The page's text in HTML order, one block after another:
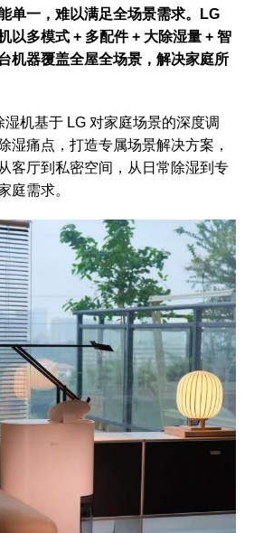
单一，难以满足全场景需求。LG
以多模式 + 多配件 + 大除湿量 + 智
机器覆盖全屋全场景，解决家庭所
湿机基于 LG 对家庭场景的深度调
湿痛点，打造专属场景解决方案，
客厅到私密空间，从日常除湿到专
庭需求。